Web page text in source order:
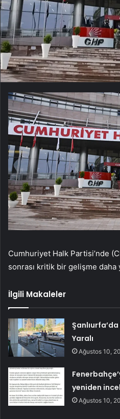
Cumhuriyet Halk Partisi’nde
sonrası kritik bir gelişme daha
İlgili Makaleler
Yaralı
Ağustos 10,
yeniden
Ağustos 10,